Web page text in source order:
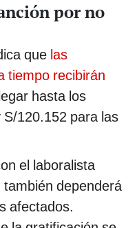
por no
que las
tiempo recibirán
hasta los
120.152 para las
el laboralista
dependerá
afectados.